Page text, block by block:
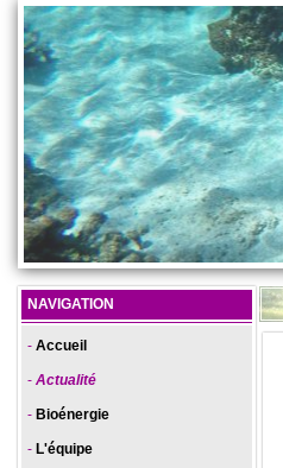
NAVIGATION
Accueil
Actualité
Bioénergie
L'équipe